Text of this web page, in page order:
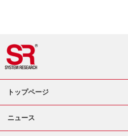
トップページ
ニュース